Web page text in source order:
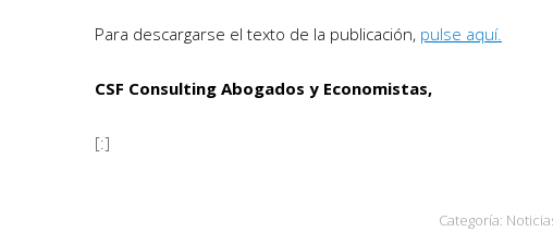
Para descargarse el texto de la publicación, pulse aquí.
CSF Consulting Abogados y Economistas,
[:]
Categoría: